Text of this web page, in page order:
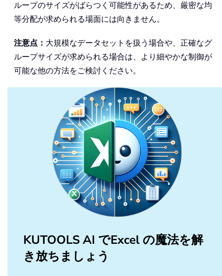
ループのサイズがばらつく可能性があるため、厳密な均
等分配が求められる場面には向きません。
注意点： 大規模なデータセットを扱う場合や、正確なグ
ループサイズが求められる場合は、より細やかな制御が
可能な他の方法をご検討ください。
KUTOOLS AI でExcel の魔法を解
き放ちましょう